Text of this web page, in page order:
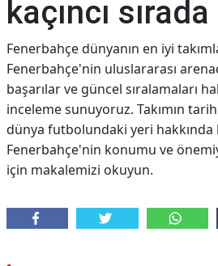
kaçıncı sırada
Fenerbahçe dünyanın en iyi
Fenerbahçe'nin uluslararası
başarılar ve güncel sıralamaları
inceleme sunuyoruz. Takımın
dünya futbolundaki yeri hakkında
Fenerbahçe'nin konumu ve
için makalemizi okuyun.